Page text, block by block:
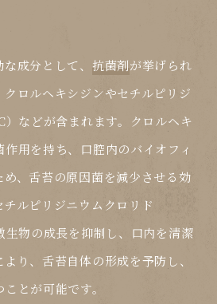
成分として、 抗菌剤が挙げられ
ロルヘキシジンやセチルピリジ
）などが含まれます。クロルヘキ
用を持ち、口腔内のバイオフィ
、舌苔の原因菌を減少させる効
ルピリジニウムクロリド
生物の成長を抑制し、口内を清潔
り、舌苔自体の形成を予防し、
とが可能です。